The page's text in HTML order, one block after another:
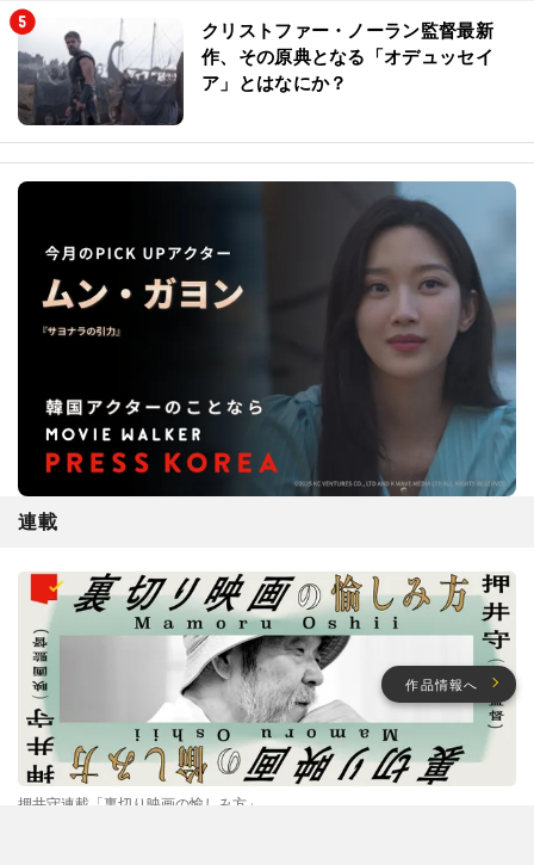
作品情報へ
クリストファー・ノーラン監督最新
作、その原典となる「オデュッセイ
ア」とはなにか？
連載
押井守連載「裏切り映画の愉しみ方」